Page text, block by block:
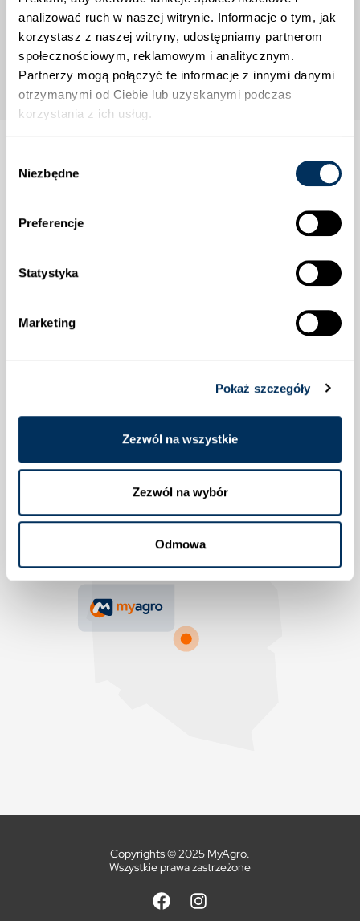
analizować ruch w naszej witrynie. Informacje o tym, jak
korzystasz z naszej witryny, udostępniamy partnerom
społecznościowym, reklamowym i analitycznym.
Partnerzy mogą połączyć te informacje z innymi danymi
otrzymanymi od Ciebie lub uzyskanymi podczas
korzystania z ich usług.
zgody
Niezbędne
Preferencje
Statystyka
Marketing
Pokaż szczegóły
Zezwól na wszystkie
Zezwól na wybór
Odmowa
Bądźcie czujni! W tym miejscu zostanie wyświetlonych więcej
produktów w miarę ich dodawania.
Płatności
Copyrights © 2025 MyAgro.
Wszystkie prawa zastrzeżone